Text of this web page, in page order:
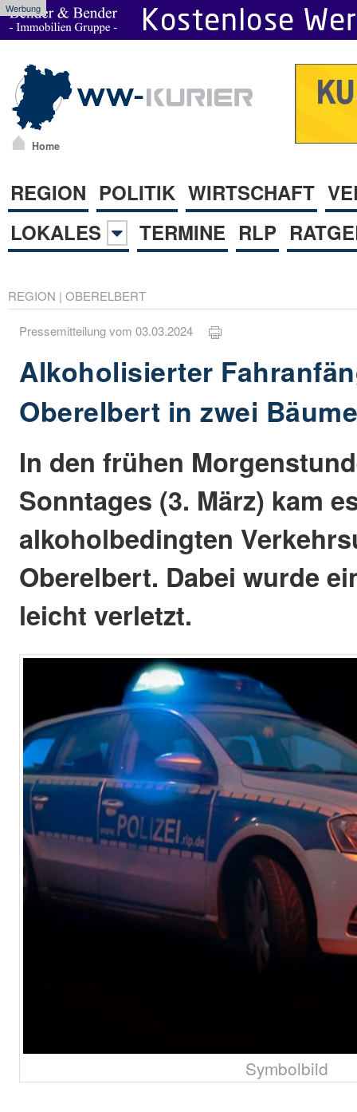
Werbung
Home
REGION POLITIK WIRTSCHAFT
LOKALES
TERMINE RLP
REGION | OBERELBERT
Pressemitteilung vom 03.03.2024
Alkoholisierter
Oberelbert in zwei
In den frühen
Sonntages (3. März) kam
alkoholbedingten
Oberelbert. Dabei wurde
leicht verletzt.
Symbolbild